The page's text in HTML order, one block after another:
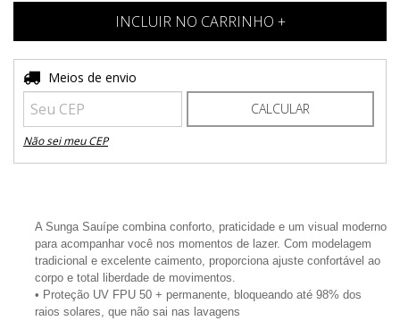
Entregas para o CEP:
Meios de envio
CALCULAR
Não sei meu CEP
A Sunga Sauípe combina conforto, praticidade e um visual moderno
para acompanhar você nos momentos de lazer. Com modelagem
tradicional e excelente caimento, proporciona ajuste confortável ao
corpo e total liberdade de movimentos.
• Proteção UV FPU 50 + permanente, bloqueando até 98% dos
raios solares, que não sai nas lavagens